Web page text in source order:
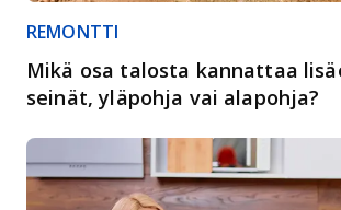
REMONTTI
Mikä osa talosta kannattaa
seinät, yläpohja vai alapohja?